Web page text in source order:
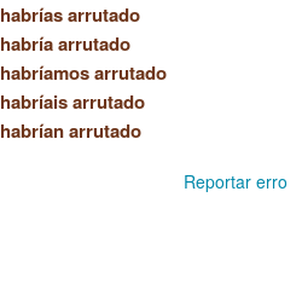
habrías arrutado
habría arrutado
habríamos arrutado
habríais arrutado
habrían arrutado
Reportar erro